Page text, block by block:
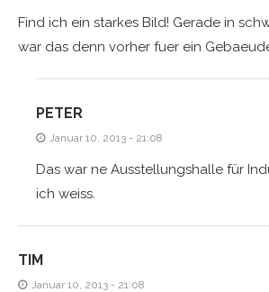
Find ich ein starkes Bild! Gerade in
war das denn vorher fuer ein
PETER
Januar 10, 2013 - 21:08
Das war ne Ausstellungshalle für
ich weiss.
TIM
Januar 10, 2013 - 21:08